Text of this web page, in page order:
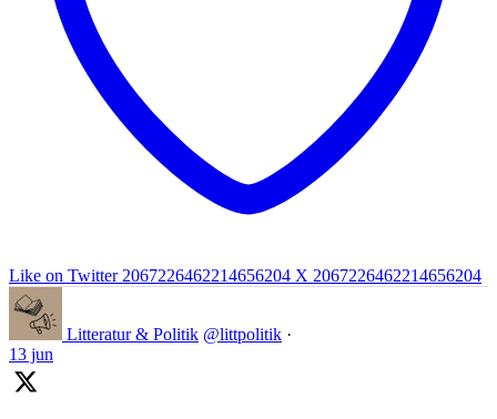
Like on Twitter 2067226462214656204 X 2067226462214656204
Litteratur & Politik @littpolitik ·
13 jun